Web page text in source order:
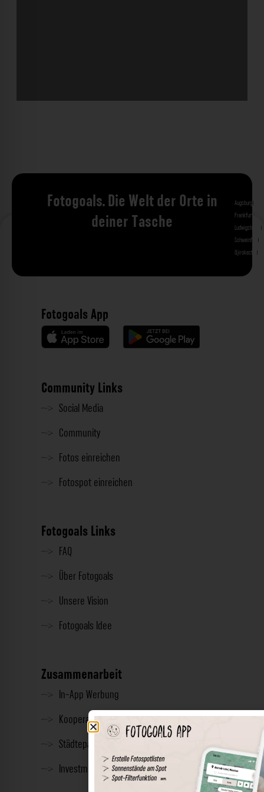
Fotogoals. Die Welt der Orte in
deiner Tasche
Augsburg
Frankfurt am
Ludwigshafen
Schweinfurt
Gjirokastra
Fotogoals App
Community Links
Social Media
Community
Fotos einreichen
Fotospot einreichen
Fotogoals Links
FAQ
Über Fotogoals
Unsere Vision
Fotogoals Idee
Zusammenarbeit
In-App Werbung
Kooperationen
Städtepartnerschaft
Investment & Presse